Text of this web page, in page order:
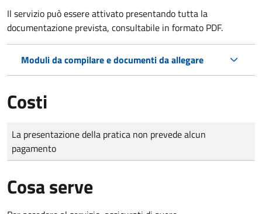
Il servizio può essere attivato presentando tutta la
documentazione prevista, consultabile in formato PDF.
Moduli da compilare e documenti da allegare
Costi
Tipo di pagamento
Importo
La presentazione della pratica non prevede alcun
pagamento
Cosa serve